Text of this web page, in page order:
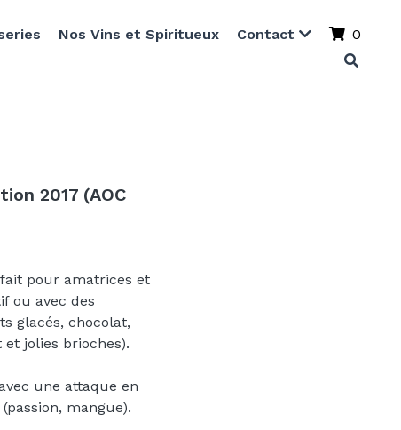
Nos Vins et Spiritueux Contact 0
2017 (AOC
pour amatrices et
ou avec des
glacés, chocolat,
jolies brioches).
une attaque en
mangue).